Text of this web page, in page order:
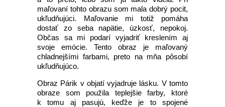
maľovaní tohto obrazu som mala dobrý pocit,
ukľudňujúci. Maľovanie mi totiž pomáha
dostať zo seba napätie, úzkosť, nepokoj.
Občas sa mi podarí vyjadriť kreslením aj
svoje emócie. Tento obraz je maľovaný
chladnejšími farbami, preto na mňa pôsobí
ukľudňujúco.
Obraz Párik v objatí vyjadruje lásku. V tomto
obraze som použila teplejšie farby, ktoré
k tomu aj pasujú, keďže je to spojené